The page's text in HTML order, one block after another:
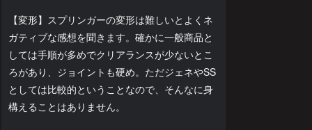
【変形】スプリンガーの変形は難しいとよくネ
ガティブな感想を聞きます。確かに一般商品と
しては手順が多めでクリアランスが少ないとこ
ろがあり、ジョイントも硬め。ただジェネやSS
としては比較的ということなので、そんなに身
構えることはありません。